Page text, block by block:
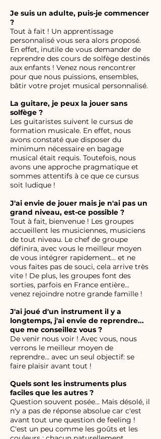
Je suis un adulte, puis-je commencer
?
Tout à fait ! Un apprentissage
personnalisé vous sera alors proposé.
En effet, inutile de vous demander de
reprendre des cours de solfège destinés
aux enfants ! Venez nous rencontrer
pour que nous puissions, ensembles,
bâtir votre projet musical personnalisé.
La guitare, je peux la jouer sans
solfège ?
Les guitaristes suivent le cursus de
formation musicale. En effet, nous
avons constaté que disposer du
minimum nécessaire en bagage
musical était requis. Toutefois, nous
avons une approche pragmatique et
sommes attentifs à ce que ce cursus
soit ludique !
J'ai envie de jouer mais je n'ai pas un
grand niveau, est-ce possible ?
Tout à fait, bienvenue ! Les groupes
accueillent les musiciennes, musiciens
de tout niveau. Le chef de groupe
définira, avec vous le meilleur moyen
de vous intégrer rapidement... et ne
vous faites pas de souci, cela arrive très
vite ! De plus, les groupes font des
sorties, parfois en France entière...
venez rejoindre notre grande famille !
J'ai joué d'un instrument il y a
longtemps, j'ai envie de reprendre...
que me conseillez vous ?
De venir nous voir ! Avec vous, nous
verrons le meilleur moyen de
reprendre... avec un seul objectif: se
faire plaisir avant tout !
Quels sont les instruments plus
faciles que les autres ?
Question souvent posée... Mais désolé, il
n'y a pas de réponse absolue car c'est
avant tout une question de feeling !
C'est un peu comme les goûts et les